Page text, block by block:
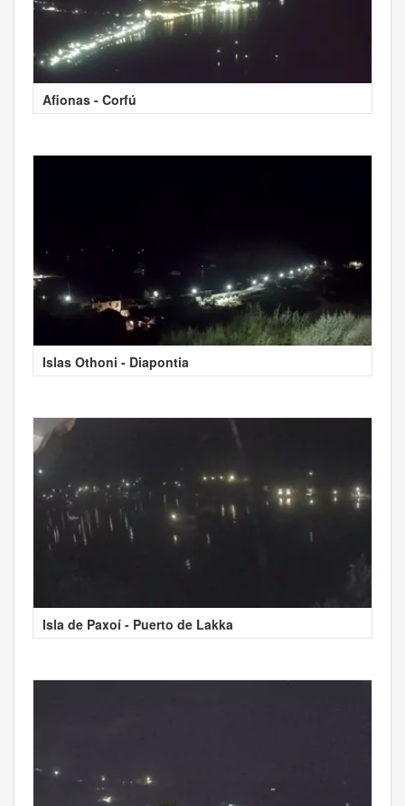
Afionas - Corfú
Islas Othoni - Diapontia
Isla de Paxoí - Puerto de Lakka